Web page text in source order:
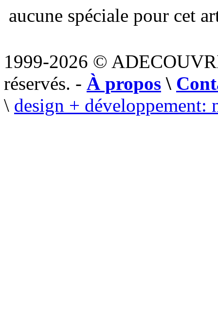
aucune spéciale pour cet
1999-2026 ©
réservés. - À propos \
\ design + développement: